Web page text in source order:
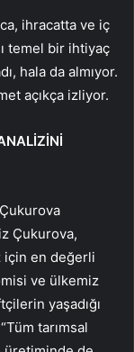
ihracatta ve iç
temel bir ihtiyaç
hala da almıyor.
açıkça izliyor.
Çukurova,
için en değerli
ve ülkemiz
yaşadığı
tarımsal